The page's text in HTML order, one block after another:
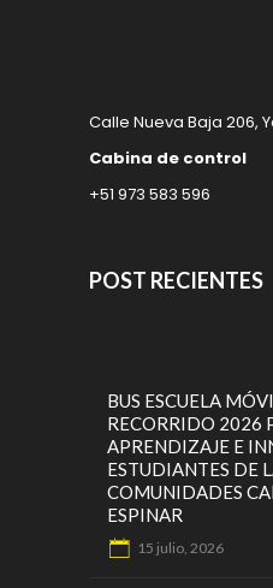
Calle Nueva Baja 206,
Cabina de control
+51 973 583 596
POST RECIENTES
BUS ESCUELA
RECORRIDO 2026
APRENDIZAJE E
ESTUDIANTES DE
COMUNIDADES
ESPINAR
15 julio, 2026